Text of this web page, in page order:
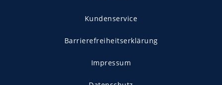
Kundenservice
Barrierefreiheitserklärung
Impressum